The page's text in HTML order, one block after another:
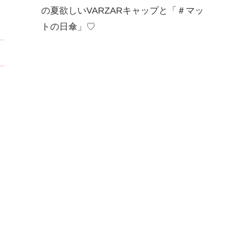
の夏欲しいVARZARキャップと「＃マッ
トの日傘」♡